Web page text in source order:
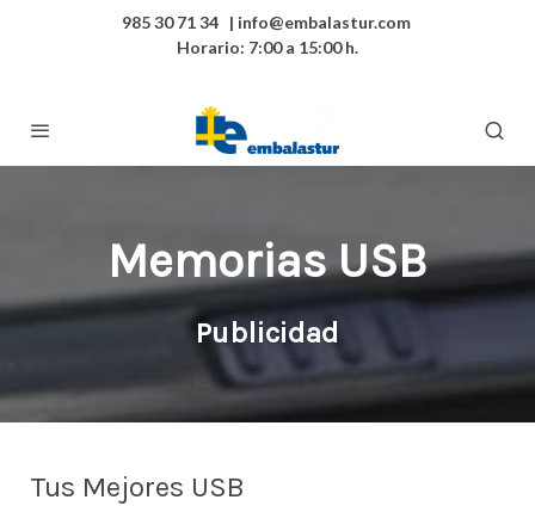
985 30 71 34 | info@embalastur.com
Horario: 7:00 a 15:00 h.
Memorias USB
Publicidad
Tus Mejores USB